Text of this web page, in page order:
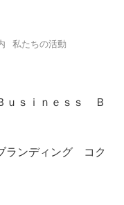
私たちの活動
ｕｓｉｎｅｓｓ Ｂ
ランディング コク